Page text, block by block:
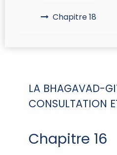
Chapitre 18
LA BHAGAVAD-
CONSULTATION
Chapitre 16